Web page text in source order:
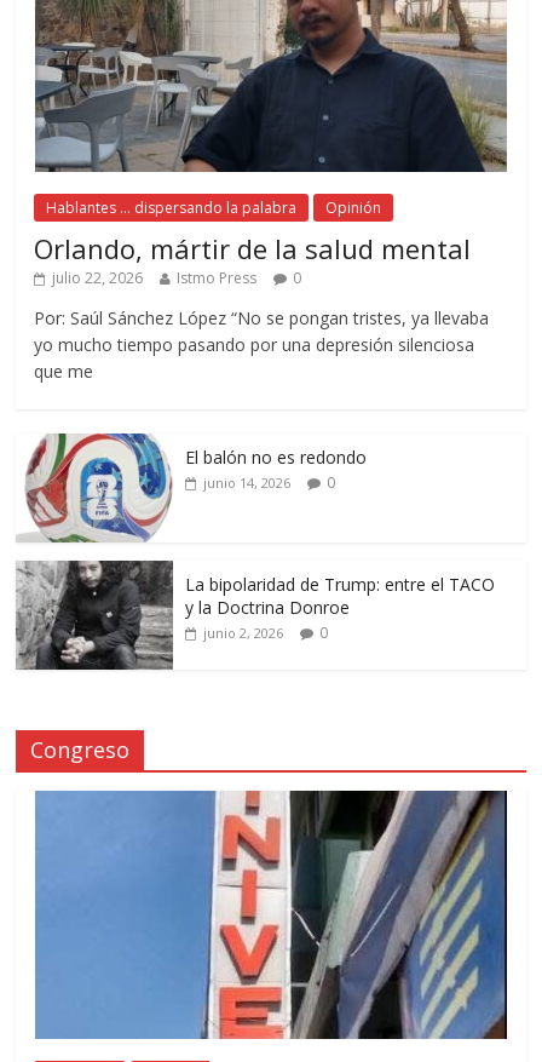
Hablantes ... dispersando la palabra Opinión
Orlando, mártir de la salud mental
julio 22, 2026 Istmo Press 0
Por: Saúl Sánchez López “No se pongan tristes, ya llevaba
yo mucho tiempo pasando por una depresión silenciosa
que me
El balón no es redondo
junio 14, 2026 0
La bipolaridad de Trump: entre el TACO
y la Doctrina Donroe
junio 2, 2026 0
Congreso